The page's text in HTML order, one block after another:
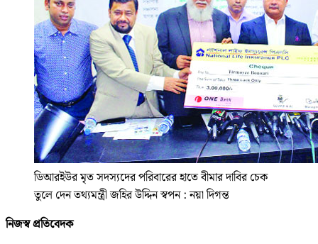
ডিআরইউর মৃত সদস্যদের পরিবারের হাতে বীমার দাবির চেক
তুলে দেন তথ্যমন্ত্রী জহির উদ্দিন স্বপন : নয়া দিগন্ত
নিজস্ব প্রতিবেদক